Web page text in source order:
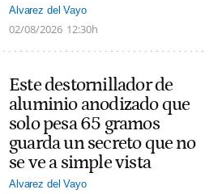
Alvarez del Vayo
02/08/2026 12:30h
Este destornillador de
aluminio anodizado que
solo pesa 65 gramos
guarda un secreto que no
se ve a simple vista
Alvarez del Vayo